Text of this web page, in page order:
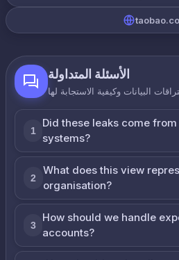
الأسئلة المتداولة
البيانات وكيفية الاستجابة لها
1
Did these leaks come
systems?
2
What does this view
organisation?
3
How should we handle
accounts?